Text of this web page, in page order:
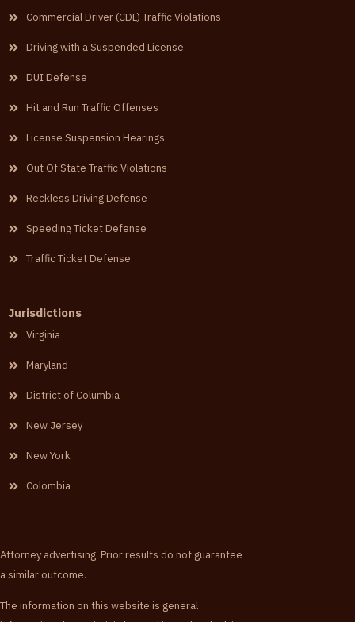
Commercial Driver (CDL) Traffic Violations
Driving with a Suspended License
DUI Defense
Hit and Run Traffic Offenses
License Suspension Hearings
Out Of State Traffic Violations
Reckless Driving Defense
Speeding Ticket Defense
Traffic Ticket Defense
Jurisdictions
Virginia
Maryland
District of Columbia
New Jersey
New York
Colombia
Attorney advertising. Prior results do not guarantee
a similar outcome.
The information on this website is general